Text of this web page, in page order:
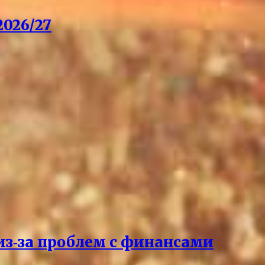
27
проблем с финансами